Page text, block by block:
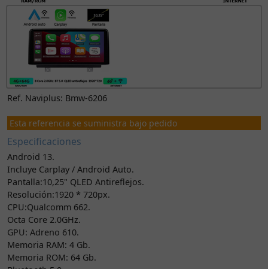
Ref. Naviplus: Bmw-6206
Esta referencia se suministra bajo pedido
Especificaciones
Android 13.
Incluye Carplay / Android Auto.
Pantalla:10,25" QLED Antireflejos.
Resolución:1920 * 720px.
CPU:Qualcomm 662.
Octa Core 2.0GHz.
GPU: Adreno 610.
Memoria RAM: 4 Gb.
Memoria ROM: 64 Gb.